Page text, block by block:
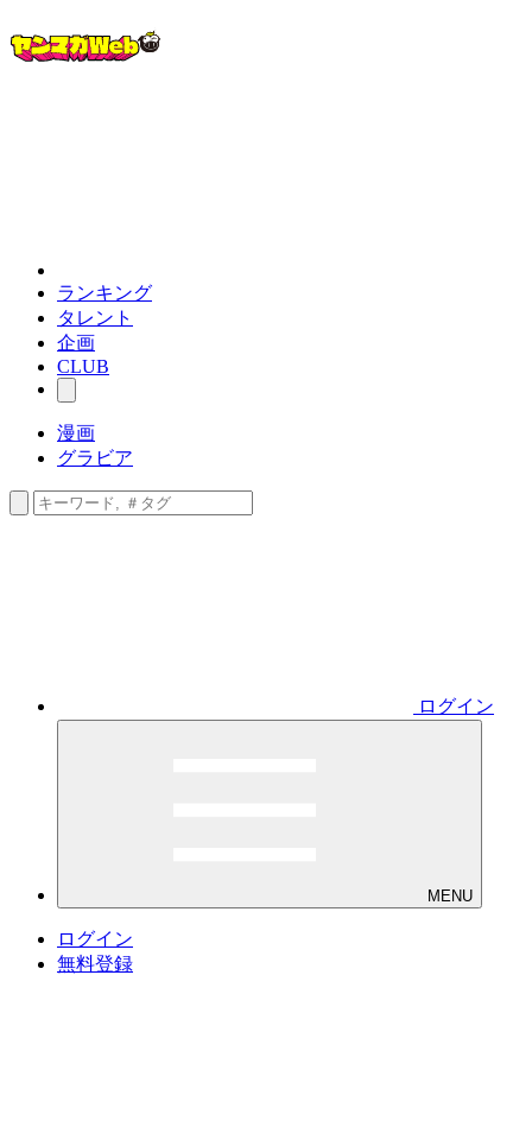
ランキング
タレント
企画
CLUB
漫画
グラビア
ログイン
MENU
ログイン
無料登録